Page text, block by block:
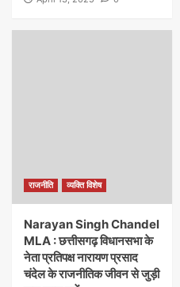
राजनीति व्यक्ति विशेष
Narayan Singh Chandel
MLA : छत्तीसगढ़ विधानसभा के
नेता प्रतिपक्ष नारायण प्रसाद
चंदेल के राजनीतिक जीवन से जुड़ी